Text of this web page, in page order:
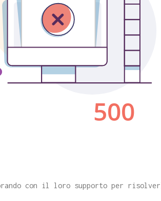
con il loro supporto per